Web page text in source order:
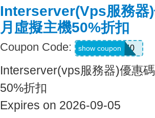
Interserver(vps服務器
月虛擬主機50%折扣
Coupon Code: INTER40
show coupon
Interserver(vps服務器)優惠
50%折扣
Expires on 2026-09-05